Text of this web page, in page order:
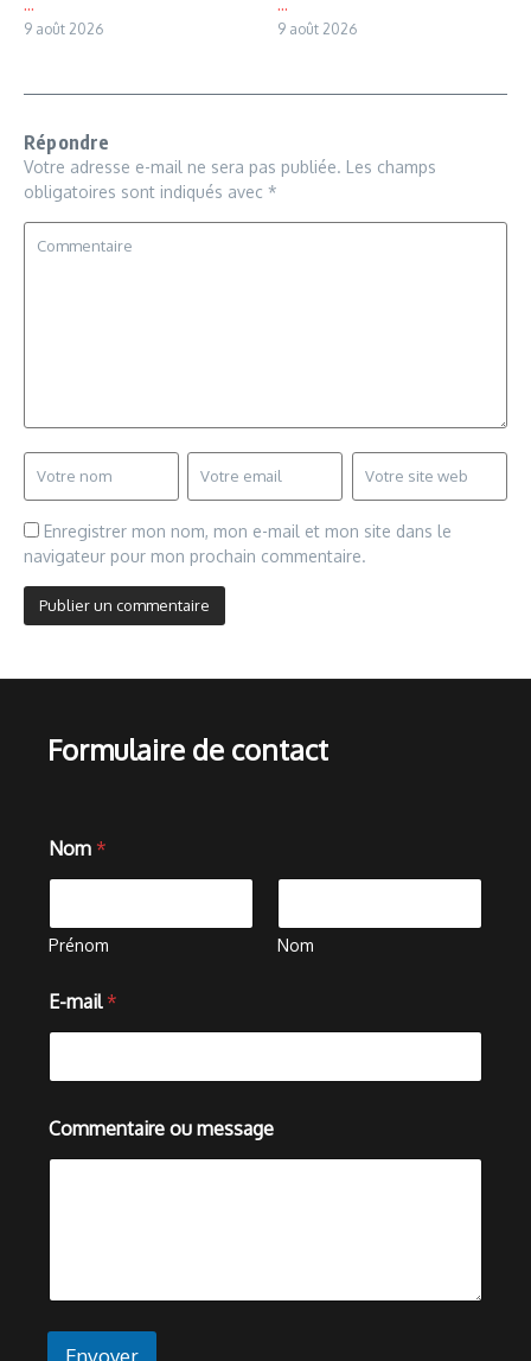
...
9 août 2026
...
9 août 2026
Répondre
Votre adresse e-mail ne sera pas publiée. Les champs
obligatoires sont indiqués avec *
Enregistrer mon nom, mon e-mail et mon site dans le
navigateur pour mon prochain commentaire.
Formulaire de contact
Nom *
Prénom Nom
u
E
m
i
l
*
E-mail *
Commentaire ou message
Envoyer